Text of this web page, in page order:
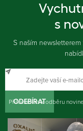
s
S naším
ODEBÍRAT
Přihlášením k odběru